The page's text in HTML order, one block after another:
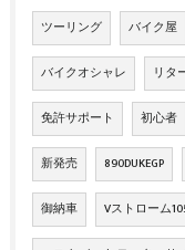
ツーリング バイク屋
バイクオシャレ リタ
免許サポート 初心者
新発売 890DUKEGP
御納車 Vストローム